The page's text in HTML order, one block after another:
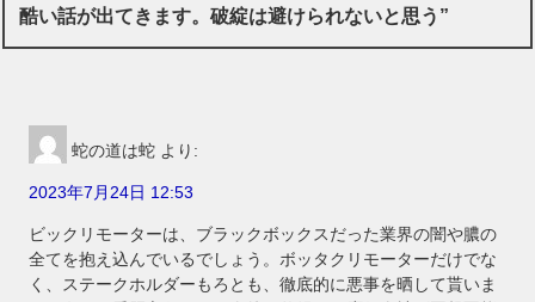
酷い話が出てきます。破綻は避けられないと思う”
蛇の道は蛇 より:
2023年7月24日 12:53
ビックリモーターは、ブラックボックスだった業界の闇や膿の
全てを抱え込んでいるでしょう。ボッタクリモーターだけでな
く、ステークホルダーもろとも、徹底的に悪事を晒して貰いま